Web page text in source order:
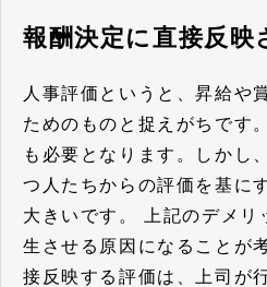
報酬決定に直接反映
人事評価というと、昇給や
ためのものと捉えがちです
も必要となります。しかし
つ人たちからの評価を基に
大きいです。 上記のデメリ
生させる原因になることが
接反映する評価は、上司が